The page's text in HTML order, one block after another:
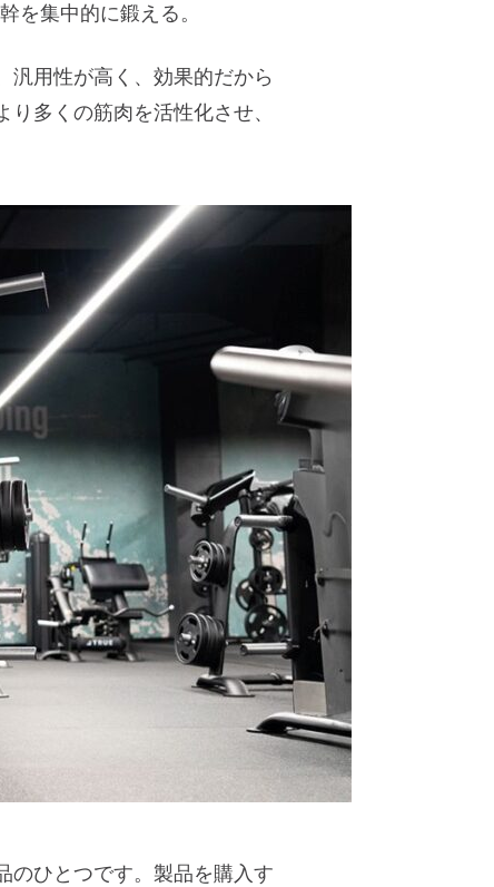
を集中的に鍛える。
汎用性が高く、効果的だから
多くの筋肉を活性化させ、
のひとつです。製品を購入す